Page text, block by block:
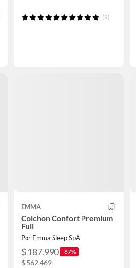
(9)
EMMA
Colchon Confort Premium
Full
Por Emma Sleep SpA
$ 187.990 -67%
$ 562.469